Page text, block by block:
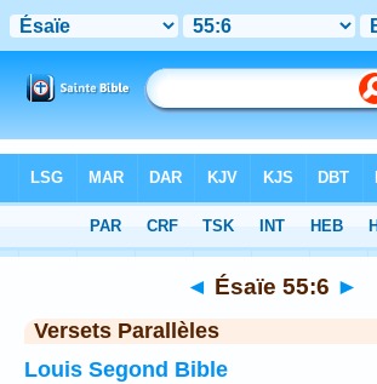
Chapitre 55> Verset 6
◄ Ésaïe 55:6 ►
Versets Parallèles
Louis Segond Bible